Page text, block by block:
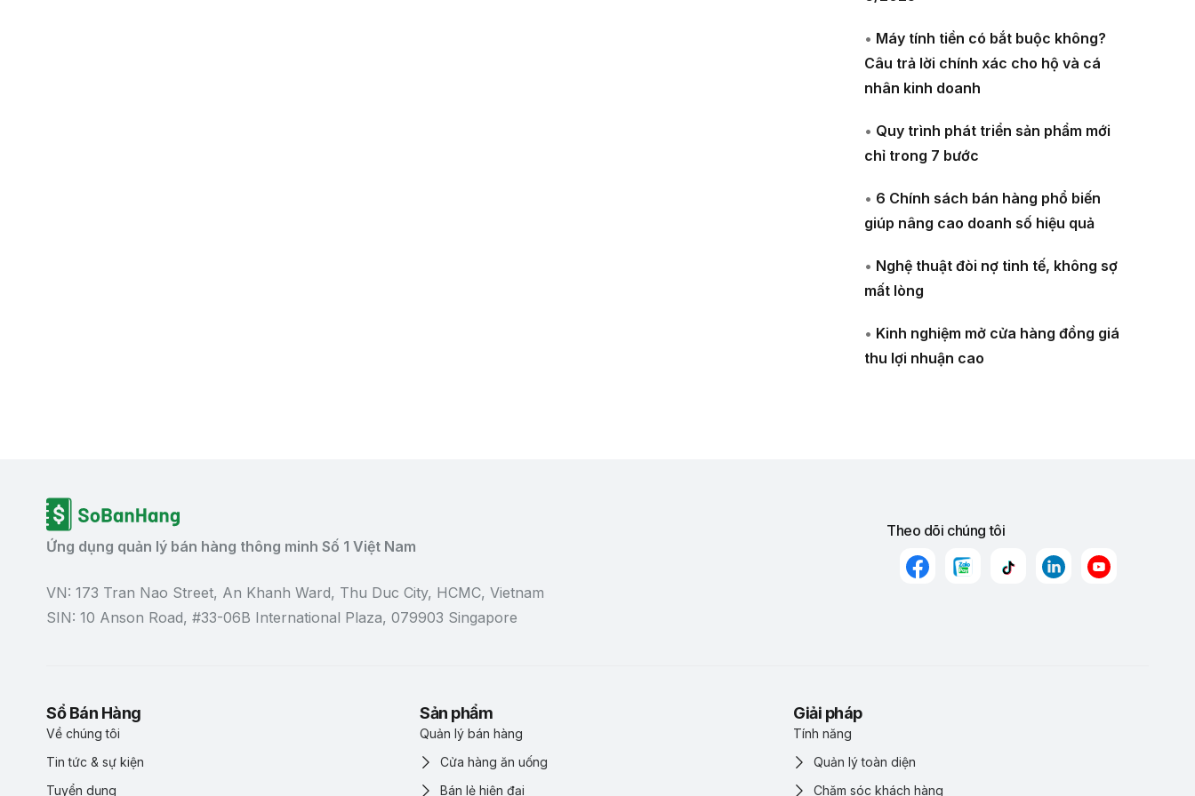
• Máy tính tiền có bắt buộc không?
Câu trả lời chính xác cho hộ và cá
nhân kinh doanh
• Quy trình phát triển sản phẩm mới
chỉ trong 7 bước
• 6 Chính sách bán hàng phổ biến
giúp nâng cao doanh số hiệu quả
• Nghệ thuật đòi nợ tinh tế, không sợ
mất lòng
• Kinh nghiệm mở cửa hàng đồng giá
thu lợi nhuận cao
Ứng dụng quản lý bán hàng thông minh Số 1 Việt Nam
VN: 173 Tran Nao Street, An Khanh Ward, Thu Duc City, HCMC, Vietnam
SIN: 10 Anson Road, #33-06B International Plaza, 079903 Singapore
Theo dõi chúng tôi
Sổ Bán Hàng
Về chúng tôi
Tin tức & sự kiện
Tuyển dụng
Sản phẩm
Quản lý bán hàng
Cửa hàng ăn uống
Bán lẻ hiện đại
Giải pháp
Tính năng
Quản lý toàn diện
Chăm sóc khách hàng